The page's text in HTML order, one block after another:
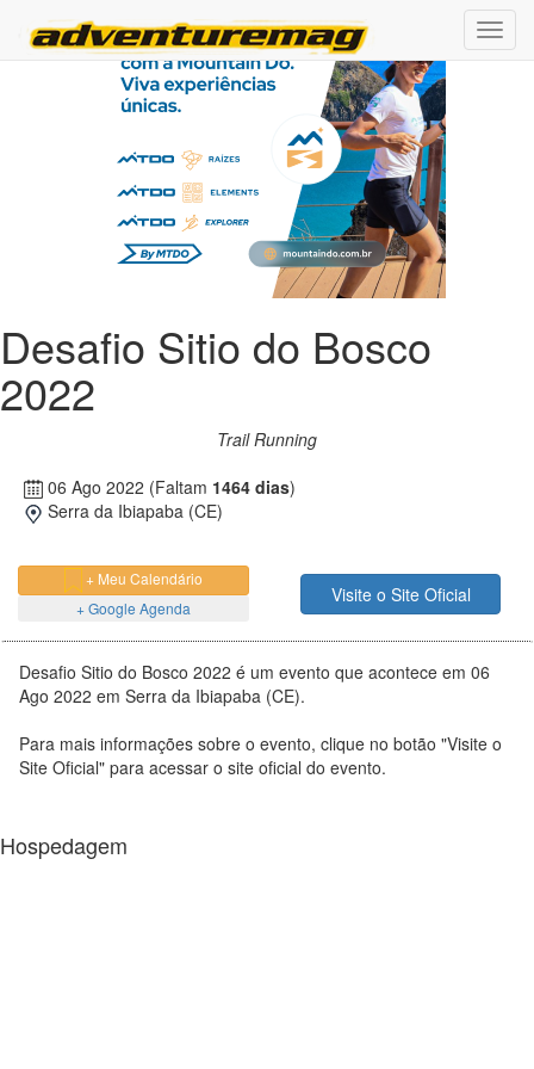
Desafio Sitio do Bosco
2022
Trail Running
06 Ago 2022 (Faltam 1464 dias)
Serra da Ibiapaba (CE)
+ Meu Calendário
+ Google Agenda
Visite o Site Oficial
Desafio Sitio do Bosco 2022 é um evento que acontece em 06
Ago 2022 em Serra da Ibiapaba (CE).
Para mais informações sobre o evento, clique no botão "Visite o
Site Oficial" para acessar o site oficial do evento.
Hospedagem